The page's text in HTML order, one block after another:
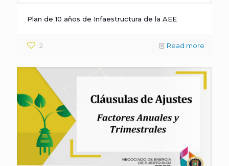
Plan de 10 años de Infaestructura de la AEE
2 Read more